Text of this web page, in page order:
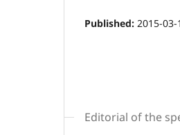
Published: 2015-03-
Editorial of the